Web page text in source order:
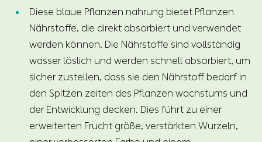
Diese blaue Pflanzen nahrung bietet Pflanzen
Nährstoffe, die direkt absorbiert und verwendet
werden können. Die Nährstoffe sind vollständig
wasser löslich und werden schnell absorbiert, um
sicher zustellen, dass sie den Nährstoff bedarf in
den Spitzen zeiten des Pflanzen wachstums und
der Entwicklung decken. Dies führt zu einer
erweiterten Frucht größe, verstärkten Wurzeln,